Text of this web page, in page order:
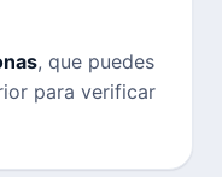
, que puedes
para verificar